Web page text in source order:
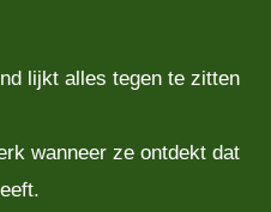
lijkt alles tegen te zitten
wanneer ze ontdekt dat